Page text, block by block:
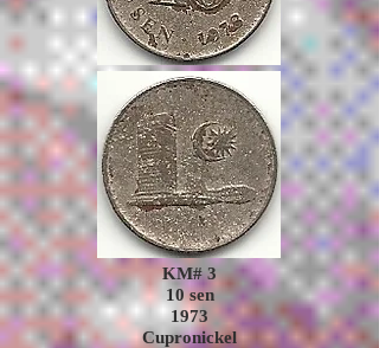
KM# 3
10 sen
1973
Cupronickel